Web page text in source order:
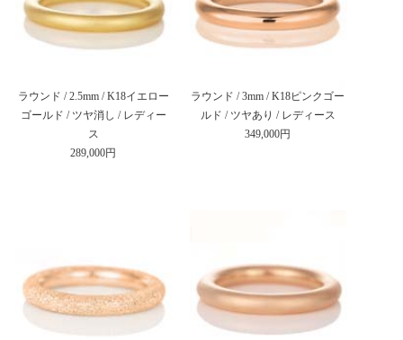
ラウンド / 2.5mm / K18イエロー
ゴールド / ツヤ消し / レディー
ス
289,000円
ラウンド / 3mm / K18ピンクゴー
ルド / ツヤあり / レディース
349,000円